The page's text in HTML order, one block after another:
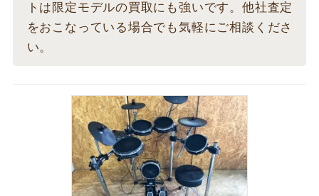
トは限定モデルの買取にも強いです。他社査定
をおこなっている場合でも気軽にご相談くださ
い。